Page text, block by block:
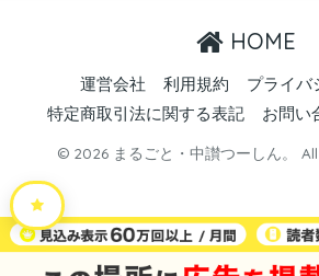
HOME
運営会社 利用規約
プライバ
特定商取引法に関する表記
お問い
© 2026 まるごと・中讃つーしん。